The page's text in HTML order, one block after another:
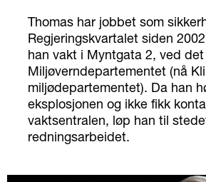
Thomas har jobbet som
Regjeringskvartalet siden
han vakt i Myntgata 2, ved
Miljøverndepartementet (nå
miljødepartementet). Da han
eksplosjonen og ikke fikk
vaktsentralen, løp han til
redningsarbeidet.